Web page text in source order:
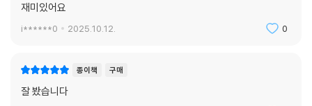
재미있어요
i******0 2025.10.12. 0
종이책 구매
잘 봤습니다